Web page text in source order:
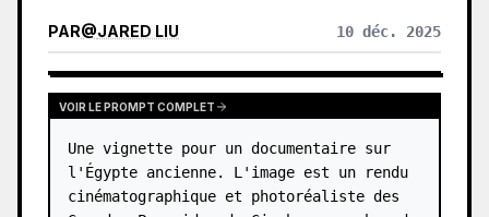
PAR@JARED LIU 10 déc. 2025
VOIR LE PROMPT COMPLET
Une vignette pour un documentaire sur
l'Égypte ancienne. L'image est un rendu
cinématographique et photoréaliste des